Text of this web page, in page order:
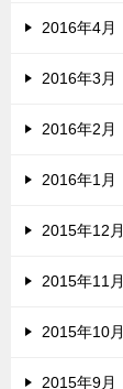
2016年4月
2016年3月
2016年2月
2016年1月
2015年12月
2015年11月
2015年10月
2015年9月